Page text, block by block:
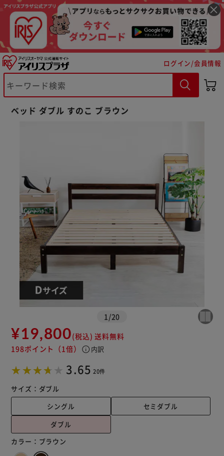
ログイン/会員情報
ベッド ダブル すのこ ブラウン
1 /20
¥19,800(税込) 送料無料
198ポイント （1倍） info 内訳
3.65 20件
サイズ： ダブル
シングル
セミダブル
ダブル
カラー： ブラウン
※ご確認ください
カートに入れる 購入手続きへ